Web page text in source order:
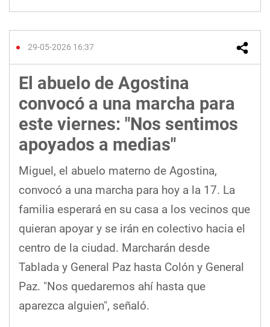
29-05-2026 16:37
El abuelo de Agostina
convocó a una marcha para
este viernes: "Nos sentimos
apoyados a medias"
Miguel, el abuelo materno de Agostina,
convocó a una marcha para hoy a la 17. La
familia esperará en su casa a los vecinos que
quieran apoyar y se irán en colectivo hacia el
centro de la ciudad. Marcharán desde
Tablada y General Paz hasta Colón y General
Paz. "Nos quedaremos ahí hasta que
aparezca alguien", señaló.